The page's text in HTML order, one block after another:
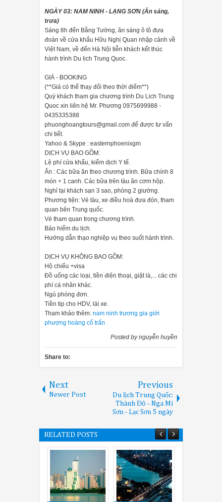
NGÀY 03: NAM NINH - LẠNG SƠN (Ăn sáng,
trưa)
Sáng 8h đến Bằng Tường, ăn sáng ô tô đưa
đoàn về cửa khẩu Hữu Nghị Quan nhập cảnh về
Việt Nam, về đến Hà Nội tiễn khách kết thúc
hành trình Du lich Trung Quoc.
GIÁ - BOOKING
(**Giá có thể thay đổi theo thời điểm**)
Quý khách tham gia chương trình Du Lich Trung
Quoc xin liên hệ Mr. Phương 0975699988 -
0435335388
phuonghoangtours@gmail.com để được tư vấn
chi tiết.
Yahoo & Skype : easternphoenixgm
DỊCH VỤ BAO GỒM:
Lệ phí cửa khẩu, kiểm dịch Y tế.
Ăn : Các bữa ăn theo chương trình. Bữa chính 8
món + 1 canh. Các bữa trên tàu ăn cơm hộp.
Nghỉ tại khách sạn 3 sao, phòng 2 giường.
Phương tiện: Vé tàu, xe điều hoà đưa đón, tham
quan bên Trung quốc.
Vé tham quan trong chương trình.
Bảo hiểm du lịch.
Hướng dẫn thạo nghiệp vụ theo suốt hành trình.
DỊCH VỤ KHÔNG BAO GỒM:
Hộ chiếu +visa
Đồ uống các loại, tiền điện thoại, giặt là,... các chi
phí cá nhân khác.
Ngủ phòng đơn.
Tiền tip cho HDV, lái xe.
Tham khảo thêm: nam ninh trương gia giới
phượng hoàng cổ trấn
Posted bynguyễn huyền
Share to:
Next
Newer Post
Previous
Du lịch Trung Quốc:
Thành Đô - Nga Mi
Sơn - Lạc Sơn 5 ngày
RELATED POSTS